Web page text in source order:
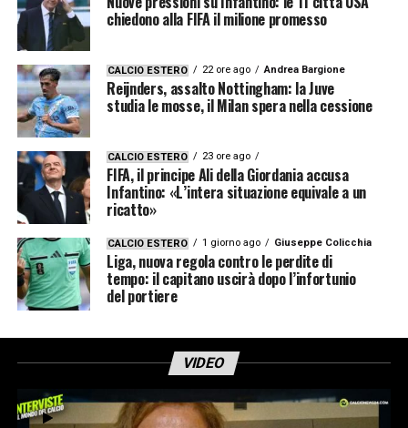
chiedono alla FIFA il milione promesso
CALCIO ESTERO 22 ore ago Andrea Bargione
Reijnders, assalto Nottingham: la Juve
studia le mosse, il Milan spera nella cessione
CALCIO ESTERO 23 ore ago
FIFA, il principe Ali della Giordania accusa
Infantino: «L’intera situazione equivale a un
ricatto»
CALCIO ESTERO 1 giorno ago Giuseppe Colicchia
Liga, nuova regola contro le perdite di
tempo: il capitano uscirà dopo l’infortunio
del portiere
VIDEO